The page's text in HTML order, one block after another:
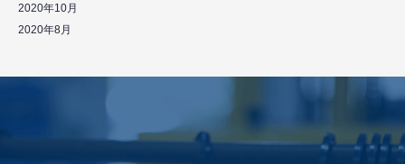
2020年10月
2020年8月